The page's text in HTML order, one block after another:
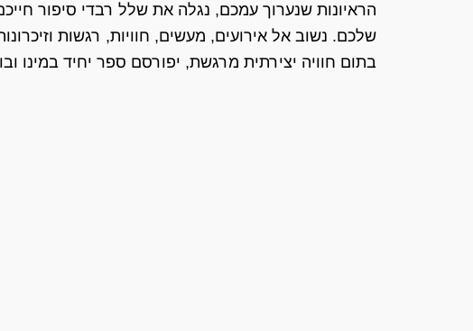
הראיונות שנערוך עמכם, נגלה את שלל רבדי סיפור
שלכם. נשוב אל אירועים, מעשים, חוויות, רגשות
בתום חוויה יצירתית מרגשת, יפורסם ספר יחיד במינו